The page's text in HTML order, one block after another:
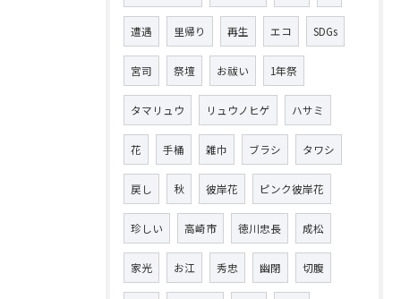
遭遇 里帰り 再生 エコ SDGs
宮司 祭壇 お祓い 1年祭
タマリュウ リュウノヒゲ ハサミ
花 手桶 雑巾 ブラシ タワシ
戻し 秋 彼岸花 ピンク彼岸花
珍しい 高崎市 徳川忠長 成松
家光 お江 秀忠 幽閉 切腹